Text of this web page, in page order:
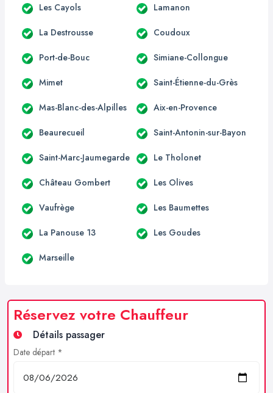
Les Cayols Lamanon
La Destrousse Coudoux
Port-de-Bouc Simiane-Collongue
Mimet Saint-Étienne-du-Grès
Mas-Blanc-des-Alpilles Aix-en-Provence
Beaurecueil Saint-Antonin-sur-Bayon
Saint-Marc-Jaumegarde Le Tholonet
Château Gombert Les Olives
Vaufrège Les Baumettes
La Panouse 13 Les Goudes
Marseille
Réservez votre Chauffeur
Détails passager
Date départ *